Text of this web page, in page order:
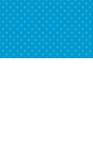
うなと凄く思
。自分はこの流
hit. Shit.
ートバー